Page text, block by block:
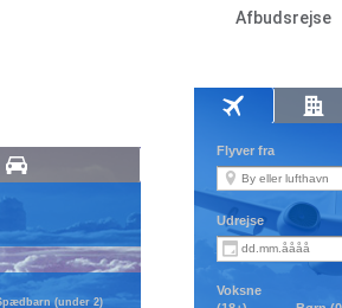
Afbudsrejse